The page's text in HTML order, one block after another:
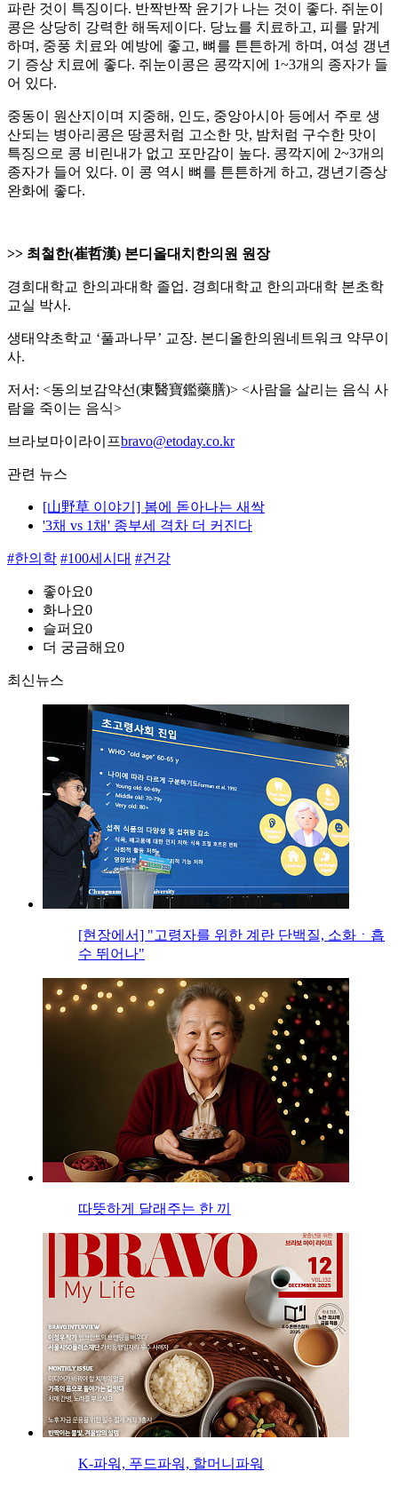
파란 것이 특징이다. 반짝반짝 윤기가 나는 것이 좋다. 쥐눈이
콩은 상당히 강력한 해독제이다. 당뇨를 치료하고, 피를 맑게
하며, 중풍 치료와 예방에 좋고, 뼈를 튼튼하게 하며, 여성 갱년
기 증상 치료에 좋다. 쥐눈이콩은 콩깍지에 1~3개의 종자가 들
어 있다.
중동이 원산지이며 지중해, 인도, 중앙아시아 등에서 주로 생
산되는 병아리콩은 땅콩처럼 고소한 맛, 밤처럼 구수한 맛이
특징으로 콩 비린내가 없고 포만감이 높다. 콩깍지에 2~3개의
종자가 들어 있다. 이 콩 역시 뼈를 튼튼하게 하고, 갱년기증상
완화에 좋다.
>> 최철한(崔哲漢) 본디올대치한의원 원장
경희대학교 한의과대학 졸업. 경희대학교 한의과대학 본초학
교실 박사.
생태약초학교 ‘풀과나무’ 교장. 본디올한의원네트워크 약무이
사.
저서: <동의보감약선(東醫寶鑑藥膳)> <사람을 살리는 음식 사
람을 죽이는 음식>
브라보마이라이프bravo@etoday.co.kr
관련 뉴스
[山野草 이야기] 봄에 돋아나는 새싹
'3채 vs 1채' 종부세 격차 더 커진다
#한의학 #100세시대 #건강
좋아요0
화나요0
슬퍼요0
더 궁금해요0
최신뉴스
[현장에서] "고령자를 위한 계란 단백질, 소화ㆍ흡
수 뛰어나"
따뜻하게 달래주는 한 끼
K-파워, 푸드파워, 할머니파워